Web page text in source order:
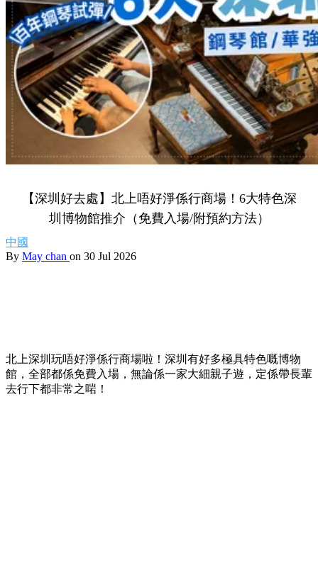
【深圳好去處】北上唔好淨係行商場！6大特色深
圳博物館推介（免費入場/附預約方法）
中國
By May chan on 30 Jul 2026
北上深圳玩唔好淨係行商場啦！深圳有好多極具特色嘅博物
館，全部都係免費入場，無論係一家大細親子遊，定係帶長輩
去行下都非常之啱！